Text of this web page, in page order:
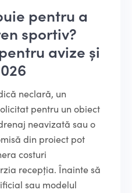
pentru a
sportiv?
avize și
neclară, un
pentru un obiect
neavizată sau o
din proiect pot
costuri
recepția. Înainte să
sau modelul